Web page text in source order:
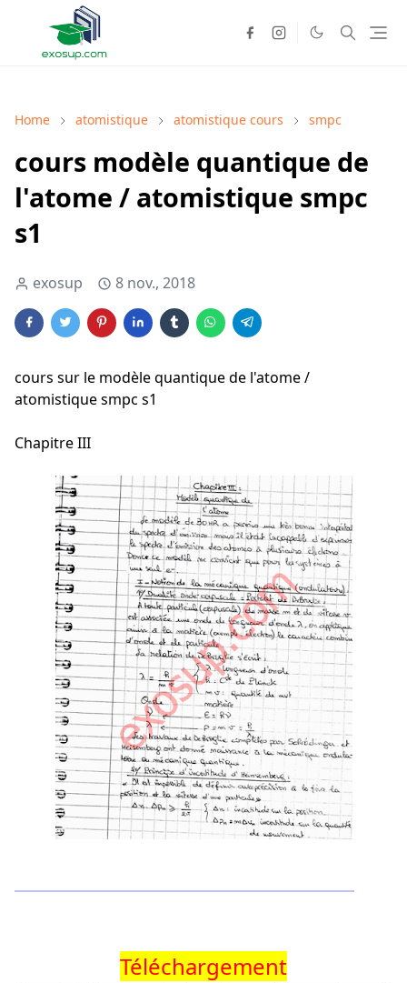
Home atomistique atomistique cours smpc
cours modèle quantique de
l'atome / atomistique smpc
s1
exosup 8 nov., 2018
cours sur le modèle quantique de l'atome /
atomistique smpc s1
Chapitre III
Téléchargement